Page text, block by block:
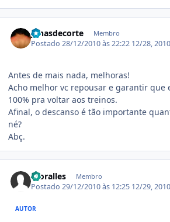
jonasdecorte Membro
Postado28/12/2010 às 22:22 12/28, 2010
Antes de mais nada, melhoras!
Acho melhor vc repousar e garantir que
100% pra voltar aos treinos.
Afinal, o descanso é tão importante
né?
Abç.
moralles Membro
Postado29/12/2010 às 12:25 12/29, 2010
AUTOR